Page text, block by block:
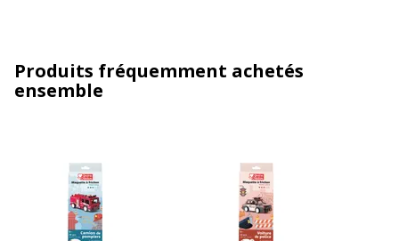
Produits fréquemment achetés
ensemble